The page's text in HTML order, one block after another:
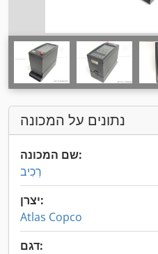
נתונים על המכונה
שם המכונה:
רְכִיב
יצרן:
Atlas Copco
דגם: